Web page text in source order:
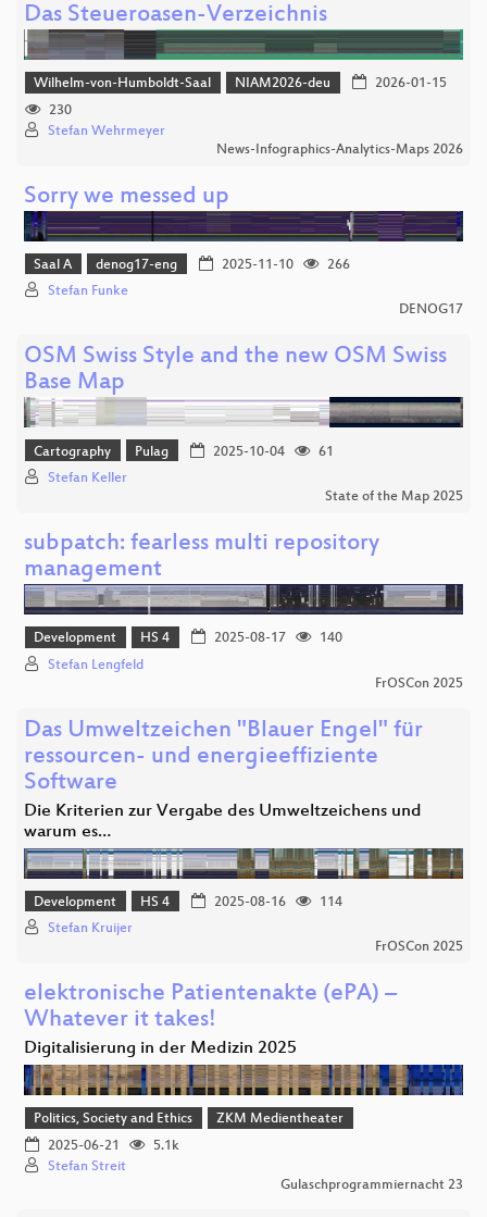
Das Steueroasen-Verzeichnis
Wilhelm-von-Humboldt-Saal NIAM2026-deu
2026-01-15
230
Stefan Wehrmeyer
News-Infographics-Analytics-Maps 2026
Sorry we messed up
Saal A denog17-eng 2025-11-10
266
Stefan Funke
DENOG17
OSM Swiss Style and the new OSM Swiss
Base Map
Cartography Pulag 2025-10-04
61
Stefan Keller
State of the Map 2025
subpatch: fearless multi repository
management
Development HS 4 2025-08-17
140
Stefan Lengfeld
FrOSCon 2025
Das Umweltzeichen "Blauer Engel" für
ressourcen- und energieeffiziente
Software
Die Kriterien zur Vergabe des Umweltzeichens und
warum es…
Development HS 4 2025-08-16
114
Stefan Kruijer
FrOSCon 2025
elektronische Patientenakte (ePA) –
Whatever it takes!
Digitalisierung in der Medizin 2025
Politics, Society and Ethics
ZKM Medientheater
2025-06-21
5.1k
Stefan Streit
Gulaschprogrammiernacht 23